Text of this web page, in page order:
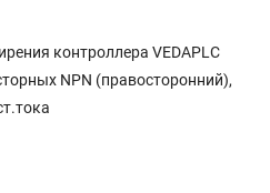
контроллера VEDAPLC
NPN (правосторонний),